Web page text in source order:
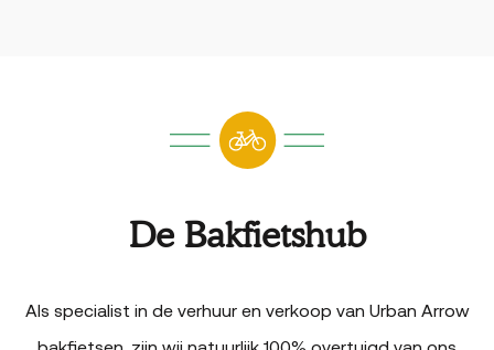
De Bakfietshub
Als specialist in de verhuur en verkoop van Urban Arrow